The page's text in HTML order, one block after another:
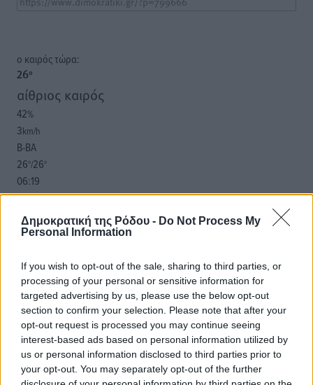
Δημοκρατική της Ρόδου - Do Not Process My
Personal Information
If you wish to opt-out of the sale, sharing to third parties, or
processing of your personal or sensitive information for
targeted advertising by us, please use the below opt-out
section to confirm your selection. Please note that after your
opt-out request is processed you may continue seeing
interest-based ads based on personal information utilized by
us or personal information disclosed to third parties prior to
your opt-out. You may separately opt-out of the further
o καιρός τώρα:
26°
αίθριος καιρός
42%
3km/h
Β-ΒΑ
26°/26°
06:19
20:05
πρόγνωση:
32°
30 °
ΤΡ
28°
ΤΕ
28°